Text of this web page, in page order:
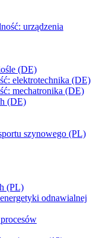
urządzenia
(DE)
elektrotechnika (DE)
mechatronika (DE)
(DE)
szynowego (PL)
(PL)
odnawialnej